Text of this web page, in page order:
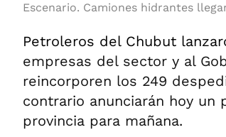
Escenario. Camiones hidrantes
Petroleros del Chubut
empresas del sector y al
reincorporen los 249
contrario anunciarán hoy
provincia para mañana.